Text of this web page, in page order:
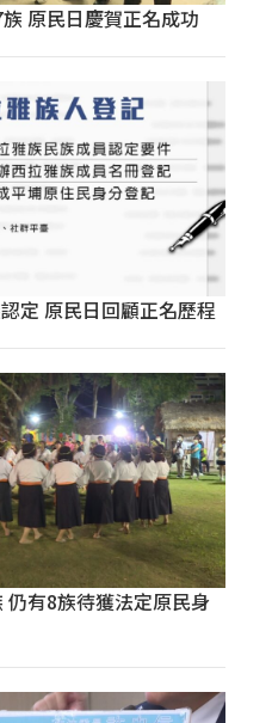
原民日慶賀正名成功
定 原民日回顧正名歷程
仍有8族待獲法定原民身